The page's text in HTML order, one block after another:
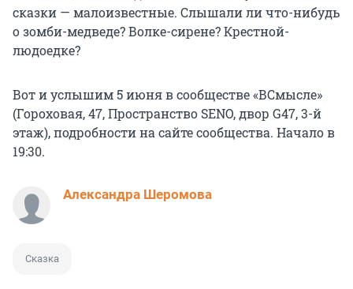
сказки — малоизвестные. Слышали ли что-нибудь
о зомби-медведе? Волке-сирене? Крестной-
людоедке?
Вот и услышим 5 июня в сообществе «ВСмысле»
(Гороховая, 47, Пространство SENO, двор G47, 3-й
этаж), подробности на сайте сообщества. Начало в
19:30.
Александра Шеромова
Сказка